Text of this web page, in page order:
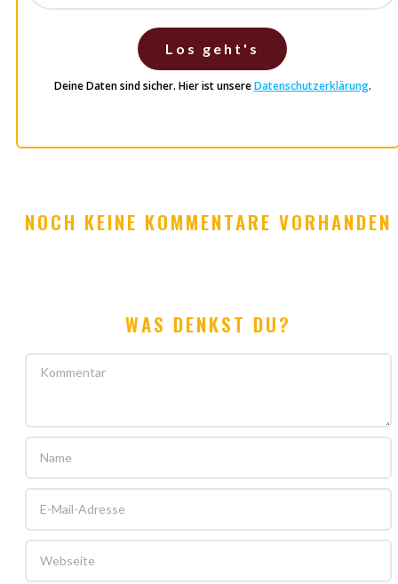
Los geht's
Deine Daten sind sicher. Hier ist unsereDatenschutzerklärung.
NOCH KEINE KOMMENTARE VORHANDEN
WAS DENKST DU?